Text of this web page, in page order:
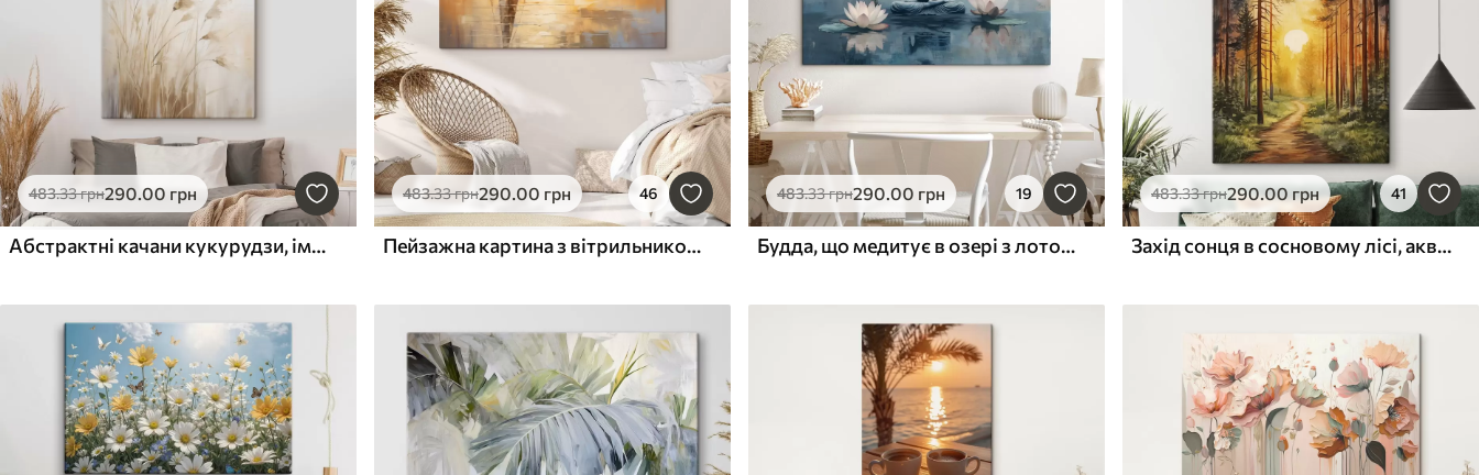
483.33грн290.00 грн
Абстрактні качани кукурудзи, імітація живопису
483.33грн290.00 грн 46
Пейзажна картина з вітрильником на тлі спокійного моря, помаранчево-жовтого неба, далеких гір
483.33грн290.00 грн 19
Будда, що медитує в озері з лотосами, східний стиль, акрил
483.33грн290.00 грн 41
Захід сонця в сосновому лісі, акварель, краса природи